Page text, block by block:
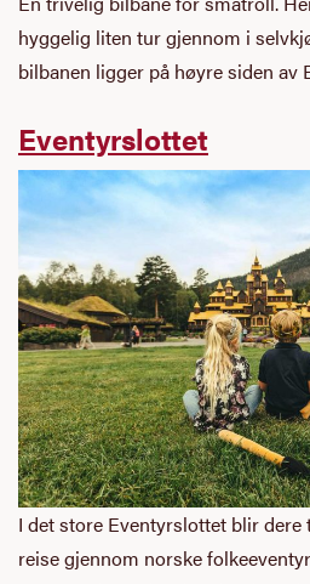
hyggelig liten tur gjennom i
bilbanen ligger på høyre siden av
Eventyrslottet
I det store Eventyrslottet blir
reise gjennom norske